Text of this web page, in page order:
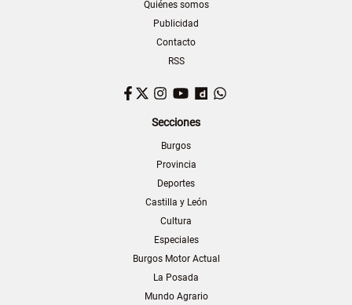
Quiénes somos
Publicidad
Contacto
RSS
Facebook
TwitterInstagram
YouTubeDailymotion
Secciones
Burgos
Provincia
Deportes
Castilla y León
Cultura
Especiales
Burgos Motor Actual
La Posada
Mundo Agrario